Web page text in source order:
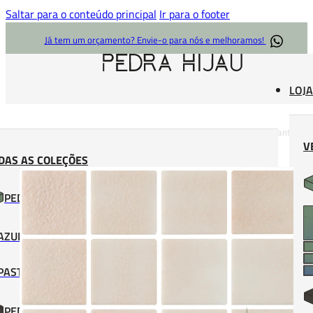
Saltar para o conteúdo principal Ir para o footer
Já tem um orçamento? Envie-o para nós e melhoramos!
AS COLEÇÕES
PEDRA HIJAU
HIJAU
HIJAU
LOJA
Accueil / Pastilhas Bali / Pastilha Bali Bege / Chucum Antiderrapante